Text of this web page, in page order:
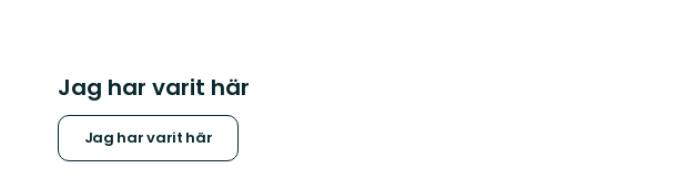
Jag har varit här
Jag har varit här